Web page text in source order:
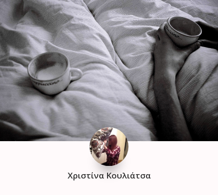
Χριστίνα Κουλιάτσα